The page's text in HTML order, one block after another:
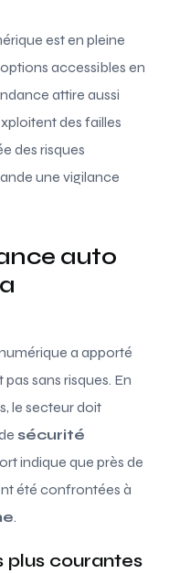
est en pleine
accessibles en
attire aussi
des failles
des risques
une vigilance
auto
a apporté
pas sans risques. En
le secteur doit
sécurité
indique que près de
été confrontées à
.
plus courantes